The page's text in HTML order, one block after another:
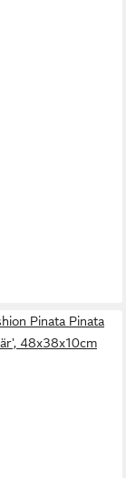
Pinata Pinata
48x38x10cm